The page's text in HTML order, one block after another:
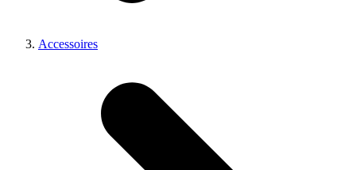
Accessoires